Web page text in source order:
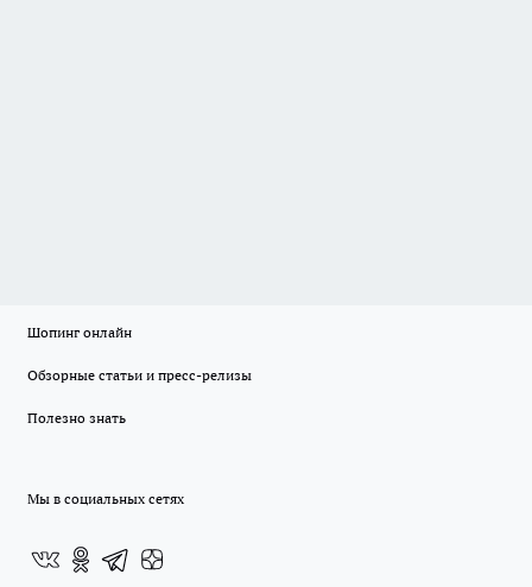
Шопинг онлайн
Обзорные статьи и пресс-релизы
Полезно знать
Мы в социальных сетях